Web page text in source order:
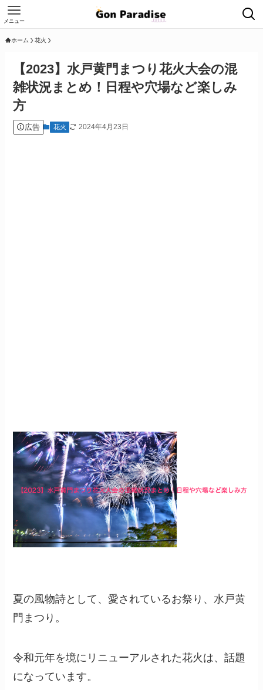
メニュー
ホーム 花火
【2023】水戸黄門まつり花火大会の混
雑状況まとめ！日程や穴場など楽しみ
方
広告 花火 2024年4月23日
夏の風物詩として、愛されているお祭り、水戸黄
門まつり。
令和元年を境にリニューアルされた花火は、話題
になっています。